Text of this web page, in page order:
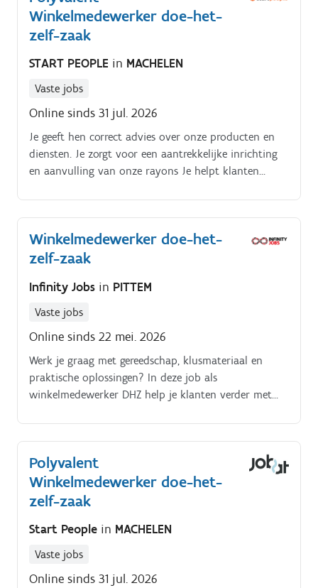
bestelde goederen correct uit aan klanten,Je bestuurt
regelmatig de heftruck voor interne logistieke
Winkelmedewerker doe-het-
zelf-zaak
START PEOPLE in MACHELEN
Vaste jobs
Online sinds 31 jul. 2026
Je geeft hen correct advies over onze producten en
diensten. Je zorgt voor een aantrekkelijke inrichting
en aanvulling van onze rayons Je helpt klanten
Winkelmedewerker doe-het-
zelf-zaak
Infinity Jobs in PITTEM
Vaste jobs
Online sinds 22 mei. 2026
Werk je graag met gereedschap, klusmateriaal en
praktische oplossingen? In deze job als
winkelmedewerker DHZ help je klanten verder met
hou je het assortiment goed aangevuld Je helpt
klanten bij het vinden van de juiste doe-het-zelf
producten en materialen Je geeft praktisch advies
zodat klanten met de juiste oplossing naar huis gaan
Je vult het DHZ-assortiment aan en controleert
overzichtelijk en aantrekkelijk blijft Je denkt mee na
over een betere winkelindeling en productpresentatie
Je springt bij aan de kassa wanneer dat nodig is.
Polyvalent
Winkelmedewerker doe-het-
zelf-zaak
Start People in MACHELEN
Vaste jobs
Online sinds 31 jul. 2026